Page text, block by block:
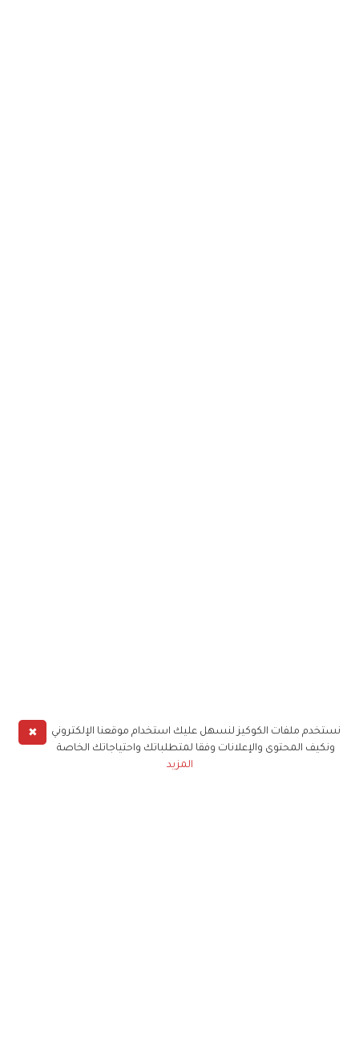
✖
نستخدم ملفات الكوكيز لنسهل عليك استخدام موقعنا الإلكتروني
ونكيف المحتوى والإعلانات وفقا لمتطلباتك واحتياجاتك الخاصة
المزيد